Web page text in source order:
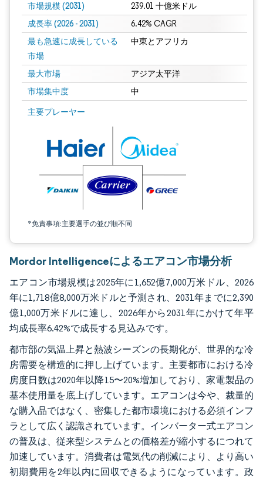
市場規模 (2031) 239.01 十億米ドル
成長率 (2026 - 2031) 6.42% CAGR
最も急速に成長している
市場
中東とアフリカ
最大市場 アジア太平洋
市場集中度 中
主要プレーヤー
*免責事項:主要選手の並び順不同
画像 © Mordor Intelligence。再利用にはCC BY 4.0の表示が必要です。
Mordor Intelligenceによるエアコン市場分析
エアコン市場規模は2025年に1,652億7,000万米ドル、2026
年に1,718億8,000万米ドルと予測され、2031年までに2,390
億1,000万米ドルに達し、2026年から2031年にかけて年平
均成長率6.42%で成長する見込みです。
都市部の気温上昇と熱波シーズンの長期化が、世界的な冷
房需要を構造的に押し上げています。主要都市における冷
房度日数は2020年以降15〜20%増加しており、家電製品の
基本使用量を底上げしています。エアコンは今や、裁量的
な購入品ではなく、密集した都市環境における必須インフ
ラとして広く認識されています。インバーター式エアコン
の普及は、従来型システムとの価格差が縮小するにつれて
加速しています。消費者は電気代の削減により、より高い
初期費用を2年以内に回収できるようになっています。政